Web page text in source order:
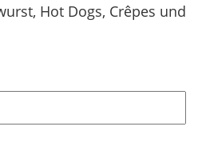
Hot Dogs, Crêpes und